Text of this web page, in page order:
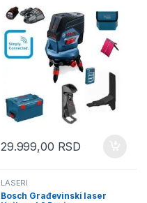
29.999,00 RSD
LASERI
Bosch Građevinski laser